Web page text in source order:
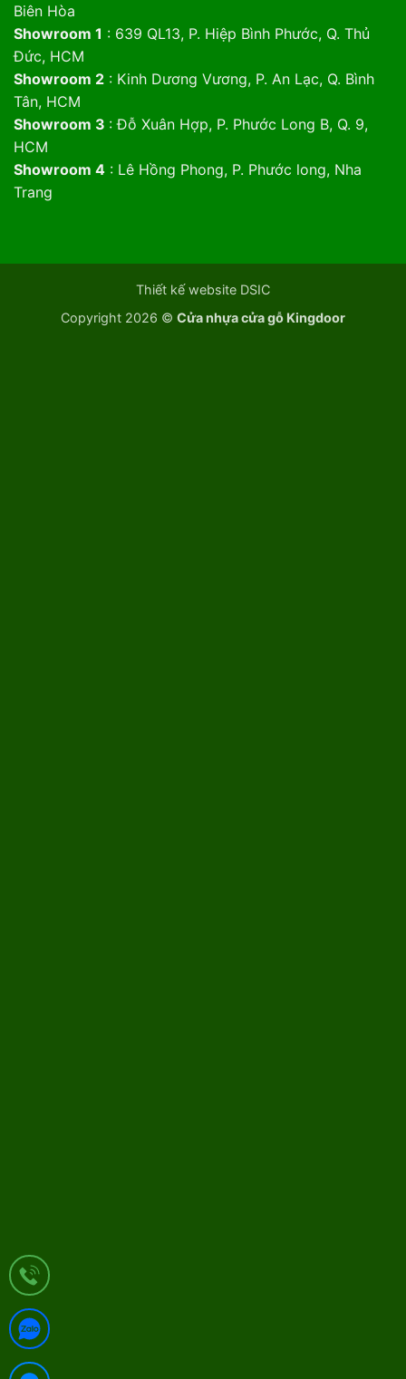
Biên Hòa
Showroom 1 : 639 QL13, P. Hiệp Bình Phước, Q. Thủ
Đức, HCM
Showroom 2: Kinh Dương Vương, P. An Lạc, Q. Bình
Tân, HCM
Showroom 3 : Đỗ Xuân Hợp, P. Phước Long B, Q. 9,
HCM
Showroom 4: Lê Hồng Phong, P. Phước long, Nha
Trang
Thiết kế website DSIC
Copyright 2026 © Cửa nhựa cửa gỗ Kingdoor